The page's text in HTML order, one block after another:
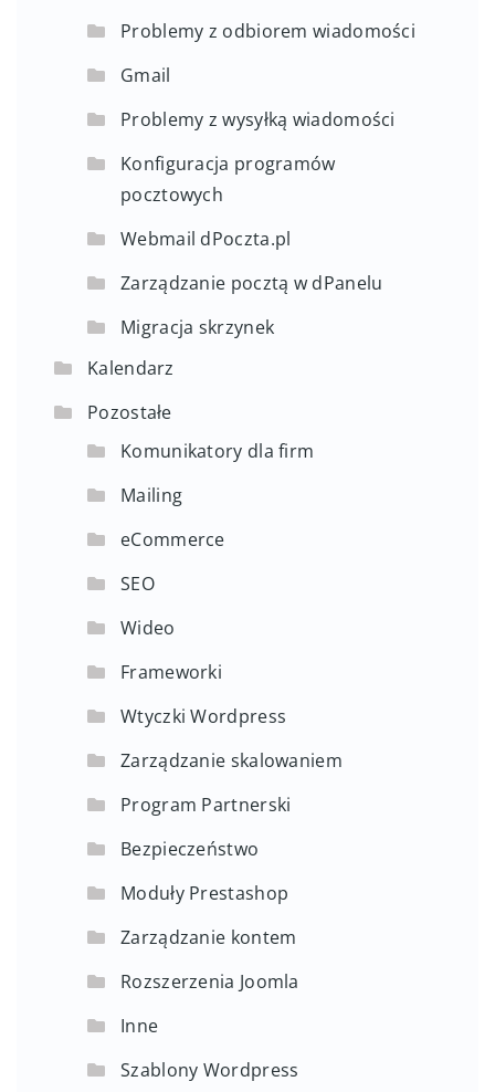
Problemy z odbiorem wiadomości
Gmail
Problemy z wysyłką wiadomości
Konfiguracja programów
pocztowych
Webmail dPoczta.pl
Zarządzanie pocztą w dPanelu
Migracja skrzynek
Kalendarz
Pozostałe
Komunikatory dla firm
Mailing
eCommerce
SEO
Wideo
Frameworki
Wtyczki Wordpress
Zarządzanie skalowaniem
Program Partnerski
Bezpieczeństwo
Moduły Prestashop
Zarządzanie kontem
Rozszerzenia Joomla
Inne
Szablony Wordpress